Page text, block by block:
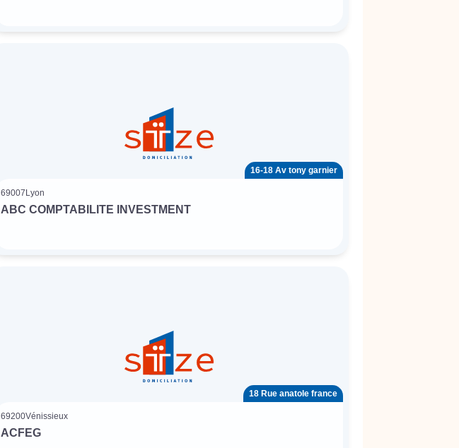
16-18 Av tony garnier
69007 Lyon
ABC COMPTABILITE INVESTMENT
18 Rue anatole france
69200Vénissieux
ACFEG